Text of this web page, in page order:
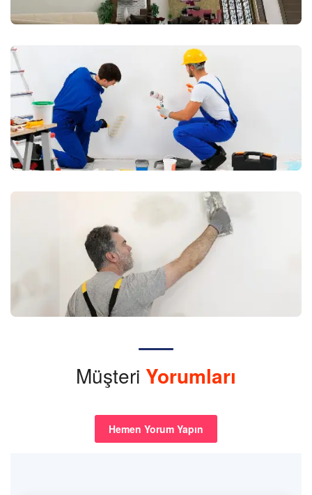
Müşteri Yorumları
Hemen Yorum Yapın